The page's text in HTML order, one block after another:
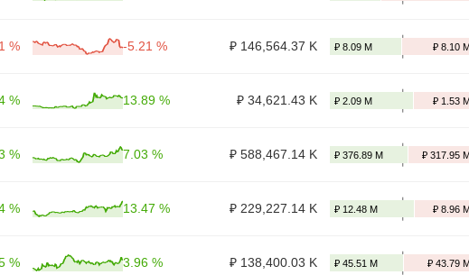
% -5.21 % ₽ 146,564.37 K
% 13.89 % ₽ 34,621.43 K
% 7.03 % ₽ 588,467.14 K
% 13.47 % ₽ 229,227.14 K
% 3.96 % ₽ 138,400.03 K